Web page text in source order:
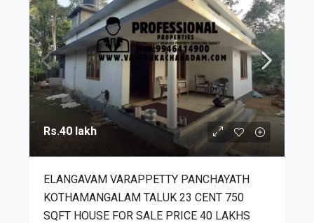
Rs.40 lakh
ELANGAVAM VARAPPETTY PANCHAYATH
KOTHAMANGALAM TALUK 23 CENT 750
SQFT HOUSE FOR SALE PRICE 40 LAKHS